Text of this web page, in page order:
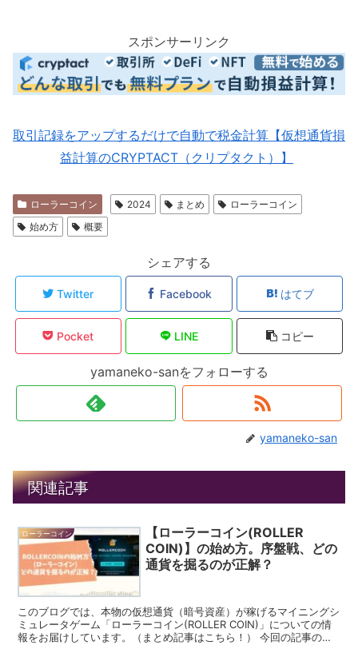
スポンサーリンク
取引記録をアップするだけで自動で税金計算【仮想通貨損
益計算のCRYPTACT（クリプタクト）】
ローラーコイン 2024 まとめ
ローラーコイン
始め方
概要
シェアする
Twitter Facebook はてブ
Pocket LINE コピー
yamaneko-sanをフォローする
yamaneko-san
関連記事
ローラーコイン
【ローラーコイン(ROLLER
COIN)】の始め方。序盤戦、どの
通貨を掘るのが正解？
このブログでは、本物の仮想通貨（暗号資産）が稼げるマイニングシ
ミュレータゲーム「ローラーコイン(ROLLER COIN)」についての情
報をお届けしています。（まとめ記事はこちら！） 今回の記事のテ